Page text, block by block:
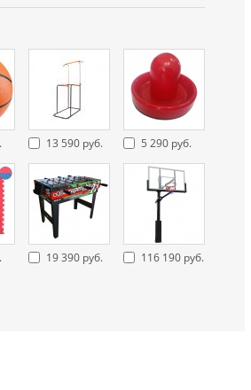
13 590 руб. 5 290 руб.
19 390 руб. 116 190 руб.